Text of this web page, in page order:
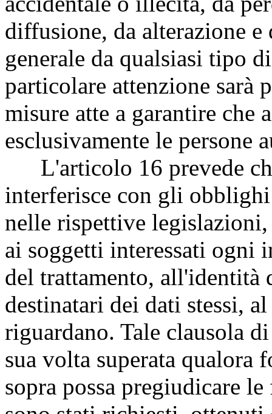
diffusione, da alterazione e
generale da qualsiasi tipo
particolare attenzione sarà
misure atte a garantire che
esclusivamente le persone
L'articolo 16 prevede
interferisce con gli
nelle rispettive
ai soggetti interessati ogni
del trattamento,
destinatari dei dati stessi,
riguardano. Tale clausola
sua volta superata
sopra possa pregiudicare